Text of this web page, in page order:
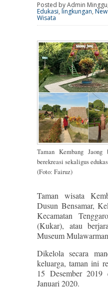
Posted by Admin
Edukasi, lingkungan,
Wisata
Taman Kembang
berekreasi sekaligus
(Foto: Fairuz)
Taman wisata
Dusun Bensamar,
Kecamatan
(Kukar), atau
Museum
Dikelola secara
keluarga, taman ini
15 Desember
Januari 2020.